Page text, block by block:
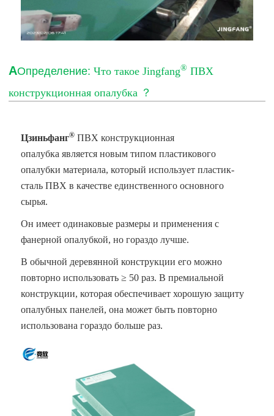
АОпределение:Что такое Jingfang® ПВХ
конструкционная опалубка ？
Цзиньфанг® ПВХ конструкционная
опалубкаявляется новым типом пластикового
опалубки материала, который использует пластик-
сталь ПВХ в качестве единственного основного
сырья.
Он имеет одинаковые размеры и применения с
фанерной опалубкой, но гораздо лучше.
В обычной деревянной конструкции его можно
повторно использовать ≥ 50 раз. В премиальной
конструкции, которая обеспечивает хорошую защиту
опалубных панелей, она может быть повторно
использована гораздо больше раз.